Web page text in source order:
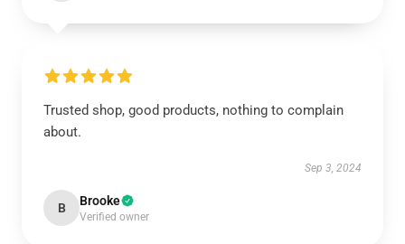
Trusted shop, good products, nothing to complain
about.
Sep 3, 2024
B Brooke
Verified owner